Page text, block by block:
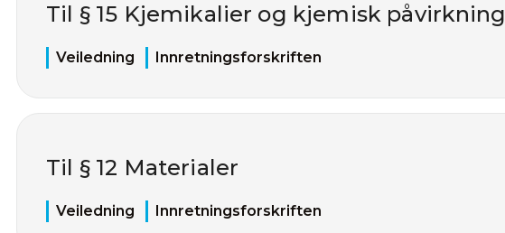
Til § 15 Kjemikalier og kjemisk påvirkning
Veiledning Innretningsforskriften
Til § 12 Materialer
Veiledning Innretningsforskriften